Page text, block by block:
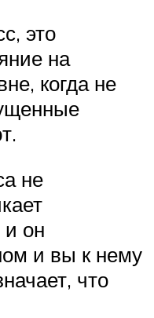
это
на
когда не
не
и он
и вы к нему
что